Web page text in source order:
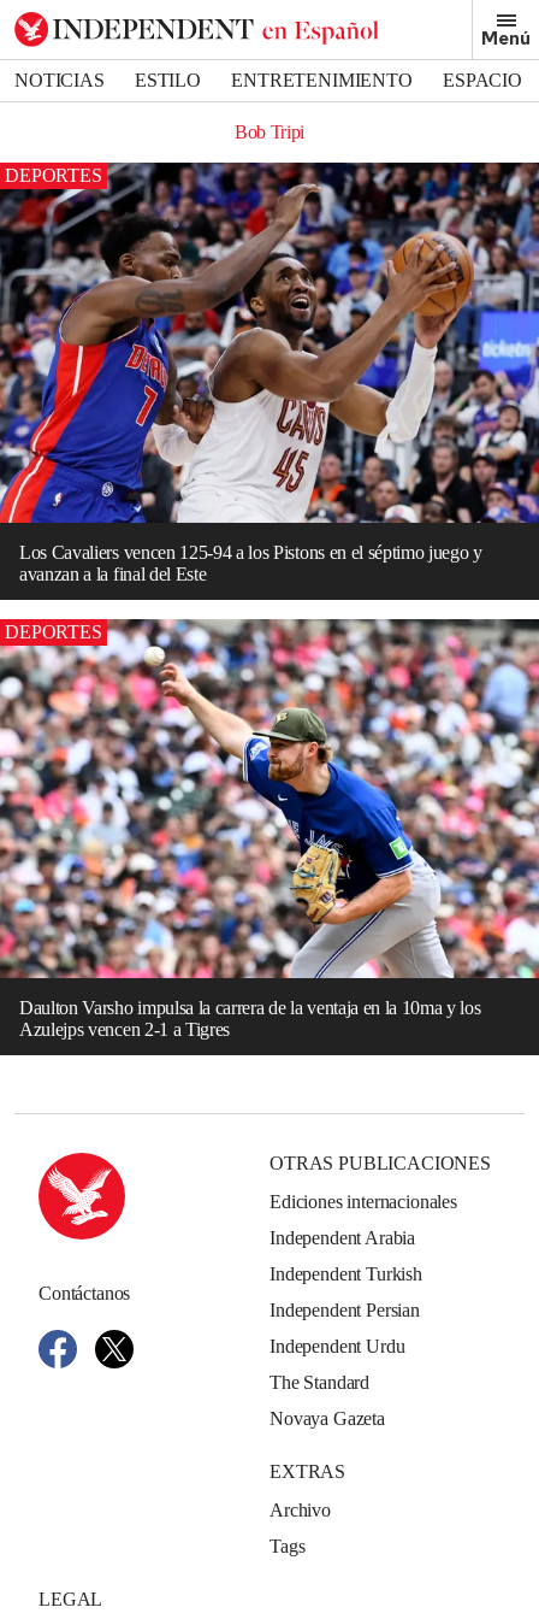
Menú
NOTICIAS ESTILO ENTRETENIMIENTO
ESPACIO
Bob Tripi
DEPORTES
Los Cavaliers vencen 125-94 a los Pistons en el séptimo juego y
avanzan a la final del Este
DEPORTES
Daulton Varsho impulsa la carrera de la ventaja en la 10ma y los
Azulejps vencen 2-1 a Tigres
Contáctanos
OTRAS PUBLICACIONES
Ediciones internacionales
Independent Arabia
Independent Turkish
Independent Persian
Independent Urdu
The Standard
Novaya Gazeta
EXTRAS
Archivo
Tags
LEGAL